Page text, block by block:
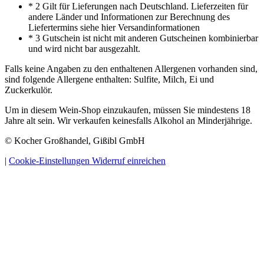
* 2 Gilt für Lieferungen nach Deutschland. Lieferzeiten für
andere Länder und Informationen zur Berechnung des
Liefertermins siehe hier Versandinformationen
* 3 Gutschein ist nicht mit anderen Gutscheinen kombinierbar
und wird nicht bar ausgezahlt.
Falls keine Angaben zu den enthaltenen Allergenen vorhanden sind,
sind folgende Allergene enthalten: Sulfite, Milch, Ei und
Zuckerkulör.
Um in diesem Wein-Shop einzukaufen, müssen Sie mindestens 18
Jahre alt sein. Wir verkaufen keinesfalls Alkohol an Minderjährige.
© Kocher Großhandel, Gißibl GmbH
| Cookie-Einstellungen Widerruf einreichen